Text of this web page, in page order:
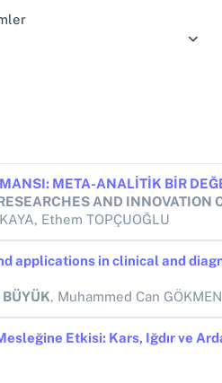
Ethem TOPÇUOĞLU
, Muhammed Can GÖKMEN